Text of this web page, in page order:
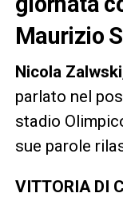
Maurizio
Nicola Zalwski
parlato nel
stadio
sue parole
VITTORIA DI